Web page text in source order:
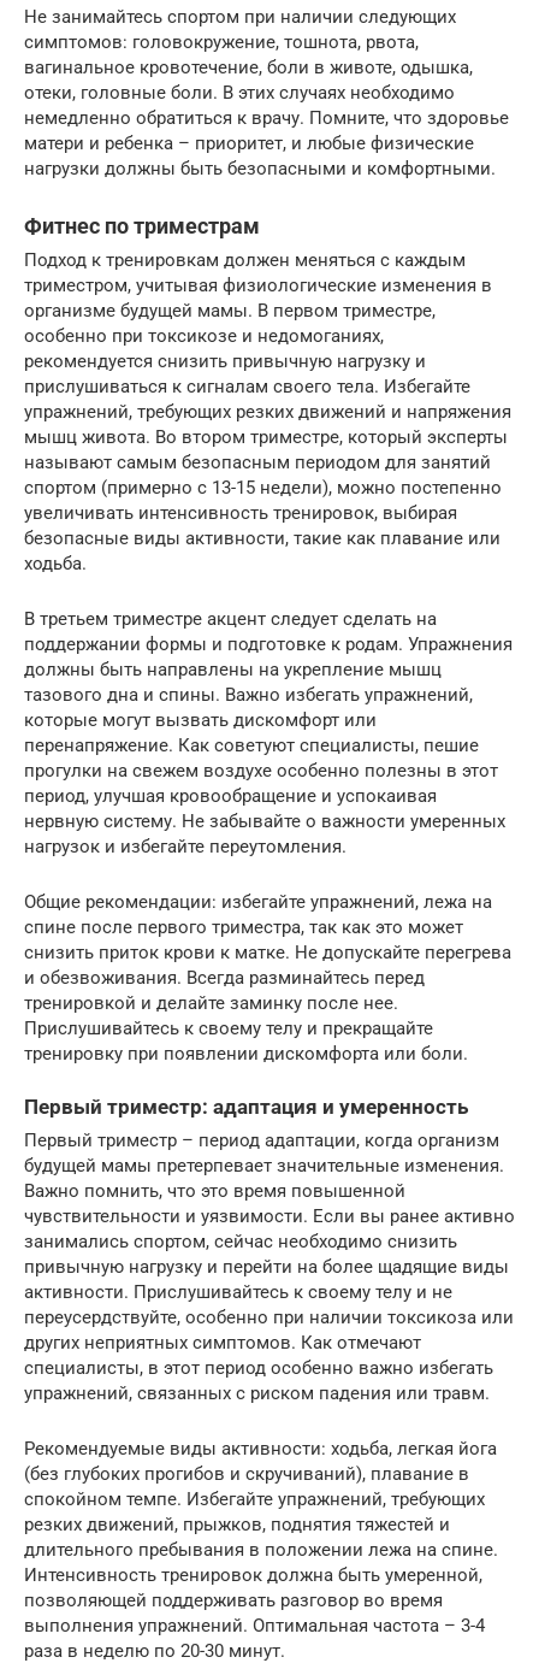
Не занимайтесь спортом при наличии следующих
симптомов: головокружение, тошнота, рвота,
вагинальное кровотечение, боли в животе, одышка,
отеки, головные боли. В этих случаях необходимо
немедленно обратиться к врачу. Помните, что здоровье
матери и ребенка – приоритет, и любые физические
нагрузки должны быть безопасными и комфортными.
Фитнес по триместрам
Подход к тренировкам должен меняться с каждым
триместром, учитывая физиологические изменения в
организме будущей мамы. В первом триместре,
особенно при токсикозе и недомоганиях,
рекомендуется снизить привычную нагрузку и
прислушиваться к сигналам своего тела. Избегайте
упражнений, требующих резких движений и напряжения
мышц живота. Во втором триместре, который эксперты
называют самым безопасным периодом для занятий
спортом (примерно с 13-15 недели), можно постепенно
увеличивать интенсивность тренировок, выбирая
безопасные виды активности, такие как плавание или
ходьба.
В третьем триместре акцент следует сделать на
поддержании формы и подготовке к родам. Упражнения
должны быть направлены на укрепление мышц
тазового дна и спины. Важно избегать упражнений,
которые могут вызвать дискомфорт или
перенапряжение. Как советуют специалисты, пешие
прогулки на свежем воздухе особенно полезны в этот
период, улучшая кровообращение и успокаивая
нервную систему. Не забывайте о важности умеренных
нагрузок и избегайте переутомления.
Общие рекомендации: избегайте упражнений, лежа на
спине после первого триместра, так как это может
снизить приток крови к матке. Не допускайте перегрева
и обезвоживания. Всегда разминайтесь перед
тренировкой и делайте заминку после нее.
Прислушивайтесь к своему телу и прекращайте
тренировку при появлении дискомфорта или боли.
Первый триместр: адаптация и умеренность
Первый триместр – период адаптации, когда организм
будущей мамы претерпевает значительные изменения.
Важно помнить, что это время повышенной
чувствительности и уязвимости. Если вы ранее активно
занимались спортом, сейчас необходимо снизить
привычную нагрузку и перейти на более щадящие виды
активности. Прислушивайтесь к своему телу и не
переусердствуйте, особенно при наличии токсикоза или
других неприятных симптомов. Как отмечают
специалисты, в этот период особенно важно избегать
упражнений, связанных с риском падения или травм.
Рекомендуемые виды активности: ходьба, легкая йога
(без глубоких прогибов и скручиваний), плавание в
спокойном темпе. Избегайте упражнений, требующих
резких движений, прыжков, поднятия тяжестей и
длительного пребывания в положении лежа на спине.
Интенсивность тренировок должна быть умеренной,
позволяющей поддерживать разговор во время
выполнения упражнений. Оптимальная частота – 3-4
раза в неделю по 20-30 минут.